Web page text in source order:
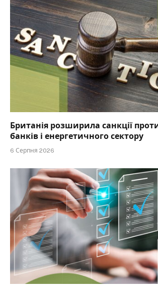
Британія розширила санкції
банків і енергетичного сектору
6 Серпня 2026